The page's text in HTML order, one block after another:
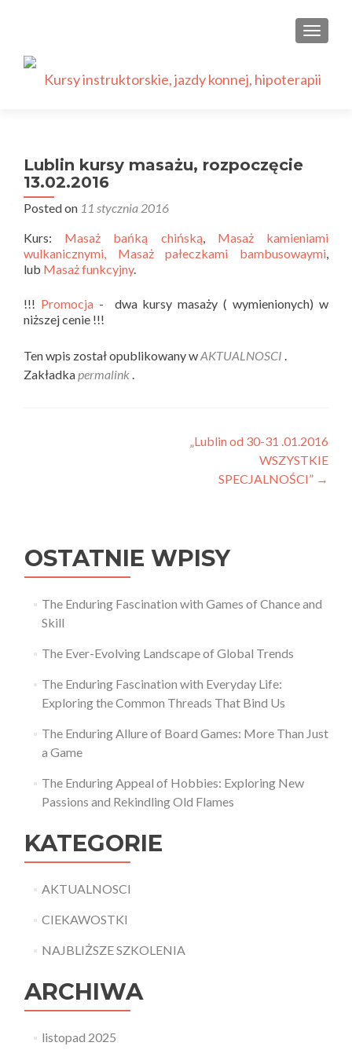
Lublin kursy masażu, rozpoczęcie
13.02.2016
Posted on 11 stycznia 2016
Kurs: Masaż bańką chińską, Masaż kamieniami
wulkanicznymi,
Masaż pałeczkami bambusowaymi,
lub Masaż funkcyjny.
!!! Promocja - dwa kursy masaży ( wymienionych) w
niższej cenie !!!
Ten wpis został opublikowany wAKTUALNOSCI .
Zakładkapermalink .
„Lublin od 30-31 .01.2016
WSZYSTKIE
SPECJALNOŚCI” →
OSTATNIE WPISY
The Enduring Fascination with Games of Chance and
Skill
The Ever-Evolving Landscape of Global Trends
The Enduring Fascination with Everyday Life:
Exploring the Common Threads That Bind Us
The Enduring Allure of Board Games: More Than Just
a Game
The Enduring Appeal of Hobbies: Exploring New
Passions and Rekindling Old Flames
KATEGORIE
AKTUALNOSCI
CIEKAWOSTKI
NAJBLIŻSZE SZKOLENIA
ARCHIWA
listopad 2025